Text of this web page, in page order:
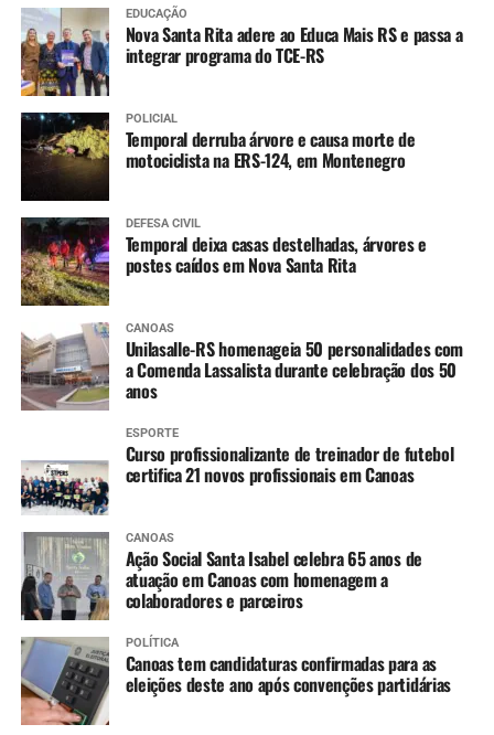
EDUCAÇÃO
Nova Santa Rita adere ao Educa Mais RS e passa a
integrar programa do TCE-RS
POLICIAL
Temporal derruba árvore e causa morte de
motociclista na ERS-124, em Montenegro
DEFESA CIVIL
Temporal deixa casas destelhadas, árvores e
postes caídos em Nova Santa Rita
CANOAS
Unilasalle-RS homenageia 50 personalidades com
a Comenda Lassalista durante celebração dos 50
anos
ESPORTE
Curso profissionalizante de treinador de futebol
certifica 21 novos profissionais em Canoas
CANOAS
Ação Social Santa Isabel celebra 65 anos de
atuação em Canoas com homenagem a
colaboradores e parceiros
POLÍTICA
Canoas tem candidaturas confirmadas para as
eleições deste ano após convenções partidárias